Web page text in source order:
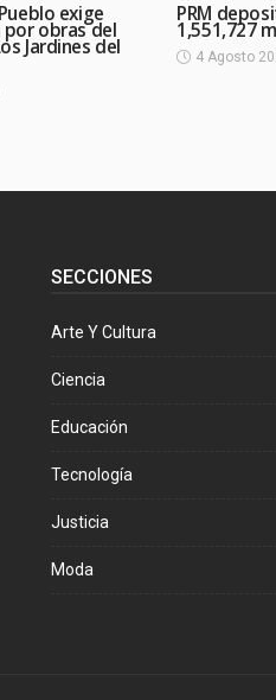
exige
obras del
Jardines del
PRM
1,551,727
4 Agosto
SECCIONES
Arte Y Cultura
Ciencia
Educación
Tecnología
Justicia
Moda